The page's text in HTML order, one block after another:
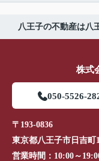
八王子の不動産は八
株式
050-5526-
〒193-0836
東京都八王子市日吉町
営業時間： 10:00～